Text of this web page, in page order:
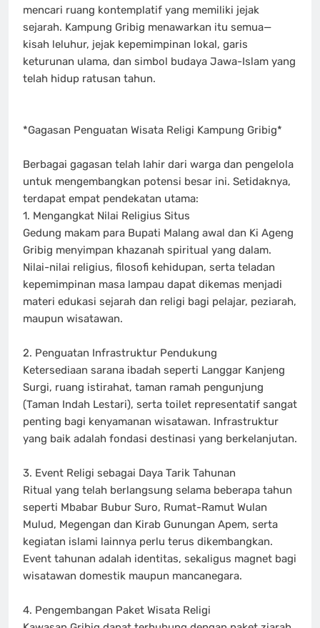
mencari ruang kontemplatif yang memiliki jejak
sejarah. Kampung Gribig menawarkan itu semua—
kisah leluhur, jejak kepemimpinan lokal, garis
keturunan ulama, dan simbol budaya Jawa-Islam yang
telah hidup ratusan tahun.
*Gagasan Penguatan Wisata Religi Kampung Gribig*
Berbagai gagasan telah lahir dari warga dan pengelola
untuk mengembangkan potensi besar ini. Setidaknya,
terdapat empat pendekatan utama:
1. Mengangkat Nilai Religius Situs
Gedung makam para Bupati Malang awal dan Ki Ageng
Gribig menyimpan khazanah spiritual yang dalam.
Nilai-nilai religius, filosofi kehidupan, serta teladan
kepemimpinan masa lampau dapat dikemas menjadi
materi edukasi sejarah dan religi bagi pelajar, peziarah,
maupun wisatawan.
2. Penguatan Infrastruktur Pendukung
Ketersediaan sarana ibadah seperti Langgar Kanjeng
Surgi, ruang istirahat, taman ramah pengunjung
(Taman Indah Lestari), serta toilet representatif sangat
penting bagi kenyamanan wisatawan. Infrastruktur
yang baik adalah fondasi destinasi yang berkelanjutan.
3. Event Religi sebagai Daya Tarik Tahunan
Ritual yang telah berlangsung selama beberapa tahun
seperti Mbabar Bubur Suro, Rumat-Ramut Wulan
Mulud, Megengan dan Kirab Gunungan Apem, serta
kegiatan islami lainnya perlu terus dikembangkan.
Event tahunan adalah identitas, sekaligus magnet bagi
wisatawan domestik maupun mancanegara.
4. Pengembangan Paket Wisata Religi